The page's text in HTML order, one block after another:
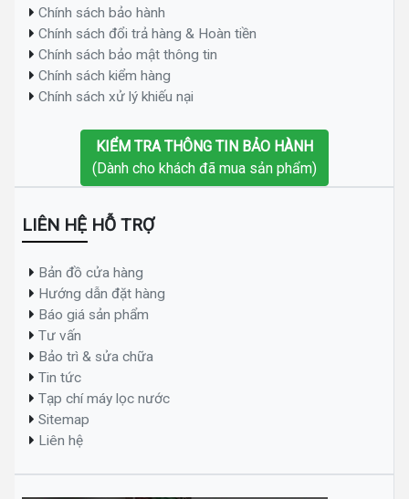
Chính sách bảo hành
Chính sách đổi trả hàng & Hoàn tiền
Chính sách bảo mật thông tin
Chính sách kiểm hàng
Chính sách xử lý khiếu nại
KIỂM TRA THÔNG TIN BẢO HÀNH
(Dành cho khách đã mua sản phẩm)
LIÊN HỆ HỖ TRỢ
Bản đồ cửa hàng
Hướng dẫn đặt hàng
Báo giá sản phẩm
Tư vấn
Bảo trì & sửa chữa
Tin tức
Tạp chí máy lọc nước
Sitemap
Liên hệ